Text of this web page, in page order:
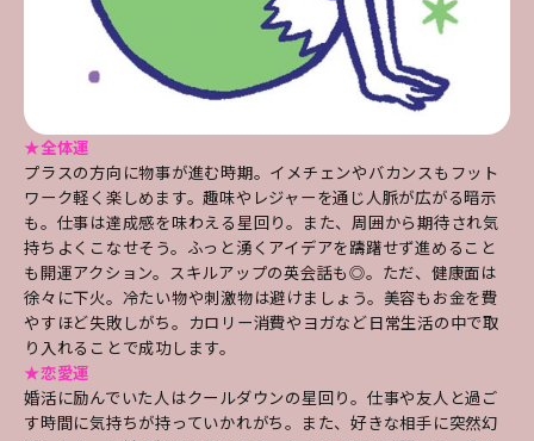
★全体運
プラスの方向に物事が進む時期。イメチェンやバカンスもフット
ワーク軽く楽しめます。趣味やレジャーを通じ人脈が広がる暗示
も。仕事は達成感を味わえる星回り。また、周囲から期待され気
持ちよくこなせそう。ふっと湧くアイデアを躊躇せず進めること
も開運アクション。スキルアップの英会話も◎。ただ、健康面は
徐々に下火。冷たい物や刺激物は避けましょう。美容もお金を費
やすほど失敗しがち。カロリー消費やヨガなど日常生活の中で取
り入れることで成功します。
★恋愛運
婚活に励んでいた人はクールダウンの星回り。仕事や友人と過ご
す時間に気持ちが持っていかれがち。また、好きな相手に突然幻